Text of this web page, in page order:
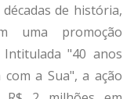
de história,
uma promoção
Intitulada "40 anos
a Sua", a ação